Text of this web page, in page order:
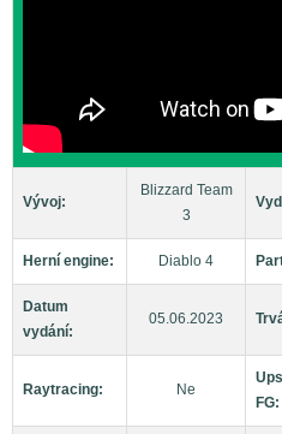
Vývoj:
Blizzard Team
3
Herní engine: Diablo 4
Datum
vydání:
05.06.2023
Raytracing: Ne
FG: